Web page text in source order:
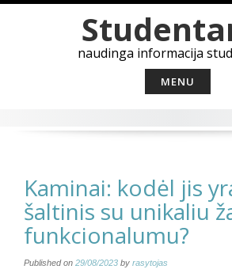
naudinga informacija
MENU
Kaminai: kodėl jis
šaltinis su unikaliu
funkcionalumu?
Published on 29/08/2023 by rasytojas